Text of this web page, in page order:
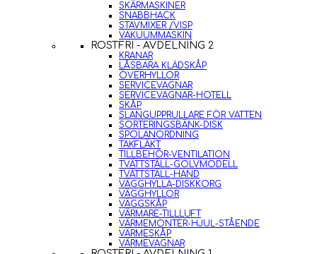
SKÄRMASKINER
SNABBHACK
STAVMIXER /VISP
VAKUUMMASKIN
ROSTFRI - AVDELNING 2
KRANAR
LÅSBARA KLÄDSKÅP
ÖVERHYLLOR
SERVICEVAGNAR
SERVICEVAGNAR-HOTELL
SKÅP
SLANGUPPRULLARE FÖR VATTEN
SORTERINGSBÄNK-DISK
SPOLANORDNING
TAKFLÄKT
TILLBEHÖR-VENTILATION
TVÄTTSTÄLL-GOLVMODELL
TVÄTTSTÄLL-HAND
VÄGGHYLLA-DISKKORG
VÄGGHYLLOR
VÄGGSKÅP
VÄRMARE-TILLLUFT
VÄRMEMONTER-HJUL-STÅENDE
VÄRMESKÅP
VÄRMEVAGNAR